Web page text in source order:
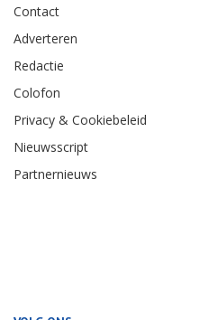
Contact
Adverteren
Redactie
Colofon
Privacy & Cookiebeleid
Nieuwsscript
Partnernieuws